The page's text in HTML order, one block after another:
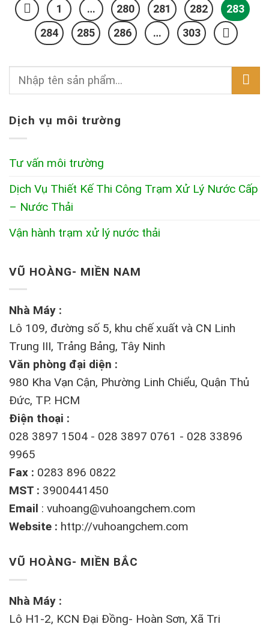
1 … 280 281 282
283
284
285 286 … 303
Dịch vụ môi trường
Tư vấn môi trường
Dịch Vụ Thiết Kế Thi Công Trạm Xử Lý Nước Cấp
– Nước Thải
Vận hành trạm xử lý nước thải
VŨ HOÀNG- MIỀN NAM
Nhà Máy :
Lô 109, đường số 5, khu chế xuất và CN Linh
Trung III, Trảng Bảng, Tây Ninh
Văn phòng đại diện :
980 Kha Vạn Cận, Phường Linh Chiểu, Quận Thủ
Đức, TP. HCM
Điện thoại :
028 3897 1504 - 028 3897 0761 - 028 33896
9965
Fax : 0283 896 0822
MST : 3900441450
Email : vuhoang@vuhoangchem.com
Website : http://vuhoangchem.com
VŨ HOÀNG- MIỀN BẮC
Nhà Máy :
Lô H1-2, KCN Đại Đồng- Hoàn Sơn, Xã Tri